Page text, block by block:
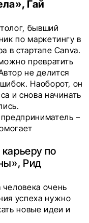
Гай
бывший
по маркетингу в
в стартапе Canva.
превратить
не делится
Наоборот, он
и снова начинать
–
по
Рид
очень
успеха нужно
новые идеи и